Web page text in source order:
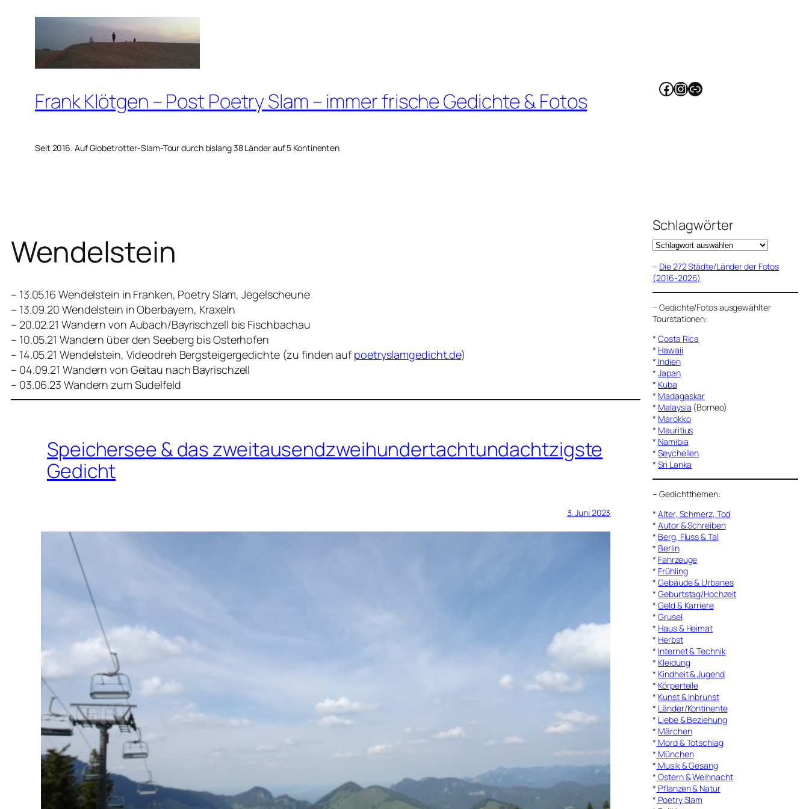
springen
Frank Klötgen – Post Poetry Slam – immer frische Gedichte & Fotos
Seit 2016. Auf Globetrotter-Slam-Tour durch bislang 38 Länder auf 5 Kontinenten
Facebook
Instagram
Link
Wendelstein
– 13.05.16 Wendelstein in Franken, Poetry Slam, Jegelscheune
– 13.09.20 Wendelstein in Oberbayern, Kraxeln
– 20.02.21 Wandern von Aubach/Bayrischzell bis Fischbachau
– 10.05.21 Wandern über den Seeberg bis Osterhofen
– 14.05.21 Wendelstein, Videodreh Bergsteigergedichte (zu finden auf poetryslamgedicht.de)
– 04.09.21 Wandern von Geitau nach Bayrischzell
– 03.06.23 Wandern zum Sudelfeld
Speichersee & das zweitausendzweihundertachtundachtzigste
Gedicht
3. Juni 2023
Schlagwörter
– Die 272 Städte/Länder der Fotos
(2016-2026)
–Gedichte/Fotos ausgewählter
Tourstationen:
*Costa Rica
* Hawaii
* Indien
*Japan
* Kuba
* Madagaskar
* Malaysia (Borneo)
* Marokko
* Mauritius
* Namibia
*Seychellen
*Sri Lanka
–Gedichtthemen:
*Alter, Schmerz, Tod
*Autor & Schreiben
* Berg, Fluss & Tal
* Berlin
* Fahrzeuge
* Frühling
*Gebäude & Urbanes
*Geburtstag/Hochzeit
*Geld & Karriere
*Grusel
* Haus & Heimat
* Herbst
* Internet & Technik
* Kleidung
* Kindheit & Jugend
* Körperteile
* Kunst & Inbrunst
* Länder/Kontinente
* Liebe & Beziehung
* Märchen
* Mord & Totschlag
* München
* Musik & Gesang
* Ostern & Weihnacht
* Pflanzen & Natur
* Poetry Slam